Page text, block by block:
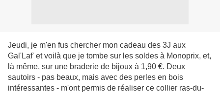
Jeudi, je m'en fus chercher mon cadeau des 3J aux
Gal'Laf' et voilà que je tombe sur les soldes à Monoprix, et,
là même, sur une braderie de bijoux à 1,90 €. Deux
sautoirs - pas beaux, mais avec des perles en bois
intéressantes - m'ont permis de réaliser ce collier ras-du-